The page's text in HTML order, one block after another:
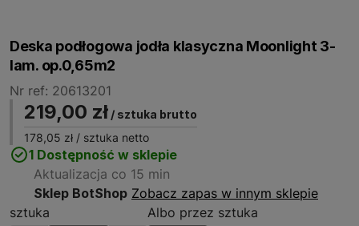
Deska podłogowa jodła klasyczna Moonlight 3-
lam. op.0,65m2
Nr ref: 20613201
219,00 zł / sztuka brutto
178,05 zł / sztuka netto
1 Dostępność w sklepie
Aktualizacja co 15 min
Sklep BotShop Zobacz zapas w innym sklepie
sztuka
Albo przez sztuka